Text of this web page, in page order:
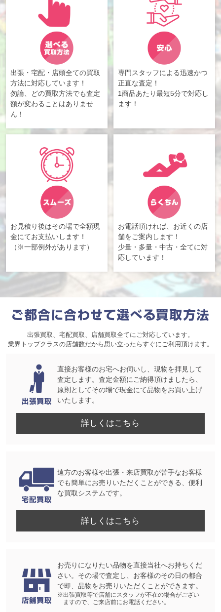
出張・宅配・店頭全ての買取
方法に対応しています！
勿論、どの買取方法でも査定
額が変わることはありませ
ん！
専門スタッフによる迅速かつ
正直な査定！
1商品あたり最短5分で対応し
ます！
お見積り後はその場で全額現
金にてお支払いします！
（※一部例外があります）
お電話頂ければ、お近くの店
舗をご案内します！
少量・多量・中古・全てに対
応しています！
出張買取、宅配買取、店舗買取全てにご対応しています。
業界トップクラスの店舗数だから思い立ったらすぐにご利用頂けます。
直接お客様のお宅へお伺いし、現物を拝見して
査定します。査定金額にご納得頂けましたら、
原則としてその場で現金にて品物をお買い上げ
いたします。
詳しくはこちら
遠方のお客様や出張・来店買取が苦手なお客様
でも簡単にお売りいただくことができる、便利
な買取システムです。
詳しくはこちら
お売りになりたい品物を直接当社へお持ちくだ
さい。その場で査定し、お客様のその日の都合
で即、品物をお売りいただくことができます。
※出張買取等で店舗にスタッフが不在の場合がござい
ますので、ご来店前にお電話ください。